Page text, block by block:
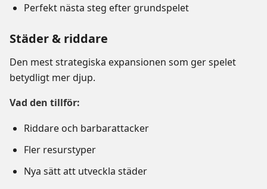
Perfekt nästa steg efter grundspelet
Städer & riddare
Den mest strategiska expansionen som ger spelet
betydligt mer djup.
Vad den tillför:
Riddare och barbarattacker
Fler resurstyper
Nya sätt att utveckla städer